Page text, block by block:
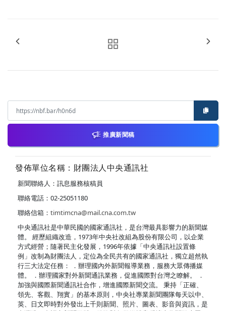
推廣新聞稿
發佈單位名稱：財團法人中央通訊社
新聞聯絡人：訊息服務核稿員
聯絡電話：02-25051180
聯絡信箱： timtimcna@mail.cna.com.tw
中央通訊社是中華民國的國家通訊社，是台灣最具影響力的新聞媒
體。 經歷組織改造，1973年中央社改組為股份有限公司，以企業
方式經營；隨著民主化發展，1996年依據「中央通訊社設置條
例」改制為財團法人，定位為全民共有的國家通訊社，獨立超然執
行三大法定任務： ．辦理國內外新聞報導業務，服務大眾傳播媒
體。 ．辦理國家對外新聞通訊業務，促進國際對台灣之瞭解。 ．
加強與國際新聞通訊社合作，增進國際新聞交流。 秉持「正確、
領先、客觀、翔實」的基本原則，中央社專業新聞團隊每天以中、
英、日文即時對外發出上千則新聞、照片、圖表、影音與資訊，是